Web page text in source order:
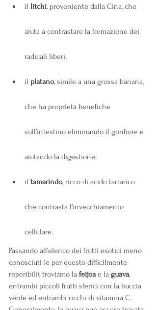
il litchi, proveniente dalla Cina, che
aiuta a contrastare la formazione dei
radicali liberi;
il platano, simile a una grossa banana,
che ha proprietà benefiche
sull’intestino eliminando il gonfiore e
aiutando la digestione;
il tamarindo, ricco di acido tartarico
che contrasta l’invecchiamento
cellulare.
Passando all’elenco dei frutti esotici meno
conosciuti (e per questo difficilmente
reperibili), troviamo la feijoa e la guava,
entrambi piccoli frutti sferici con la buccia
verde ed entrambi ricchi di vitamina C.